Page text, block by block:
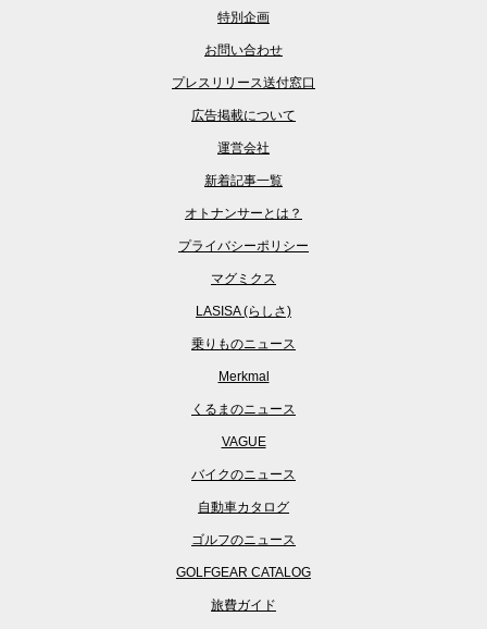
特別企画
お問い合わせ
プレスリリース送付窓口
広告掲載について
運営会社
新着記事一覧
オトナンサーとは？
プライバシーポリシー
マグミクス
LASISA (らしさ)
乗りものニュース
Merkmal
くるまのニュース
VAGUE
バイクのニュース
自動車カタログ
ゴルフのニュース
GOLFGEAR CATALOG
旅費ガイド